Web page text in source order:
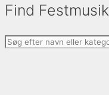
Find